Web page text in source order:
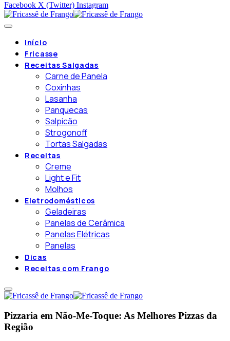
Facebook X (Twitter) Instagram
Início
Fricasse
Receitas Salgadas
Carne de Panela
Coxinhas
Lasanha
Panquecas
Salpicão
Strogonoff
Tortas Salgadas
Receitas
Creme
Light e Fit
Molhos
Eletrodomésticos
Geladeiras
Panelas de Cerâmica
Panelas Elétricas
Panelas
Dicas
Receitas com Frango
Pizzaria em Não-Me-Toque: As Melhores Pizzas da
Região